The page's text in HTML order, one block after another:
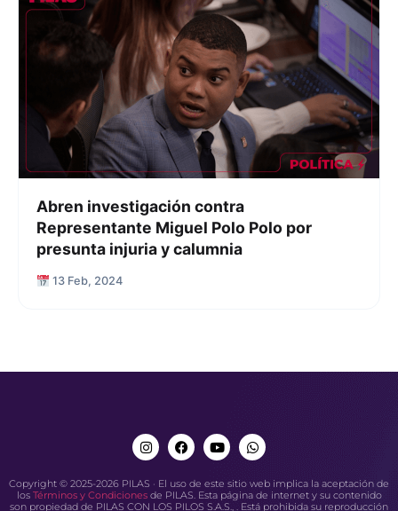
Abren investigación contra
Representante Miguel Polo Polo por
presunta injuria y calumnia
13 Feb, 2024
Copyright © 2025-2026 PILAS · El uso de este sitio web implica la aceptación de
los Términos y Condicionesde PILAS. Esta página de internet y su contenido
son propiedad de PILAS CON LOS PILOS S.A.S., . Está prohibida su reproducción